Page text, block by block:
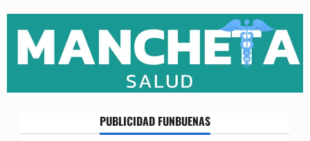
content
PUBLICIDAD FUNBUENAS